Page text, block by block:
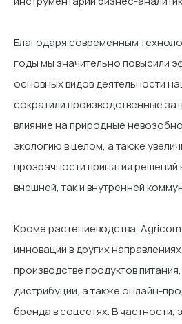
Благодаря современным
годы мы значительно повысили
основных видов деятельности
сократили производственные
влияние на природные
экологию в целом, а также
прозрачности принятия решений
внешней, так и внутренней
Кроме растениеводства,
инновации в других
производстве продуктов
дистрибуции, а также онлайн-
бренда в соцсетях. В частности,